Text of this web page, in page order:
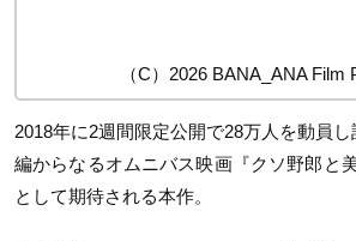
（C）2026 BANA_ANA Film
2018年に2週間限定公開で28万人を動員
編からなるオムニバス映画『クソ野郎と
として期待される本作。